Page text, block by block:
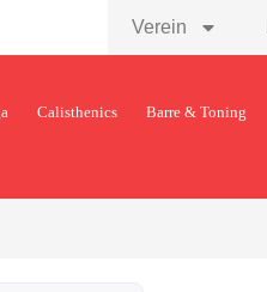
Verein
Calisthenics Barre & Toning